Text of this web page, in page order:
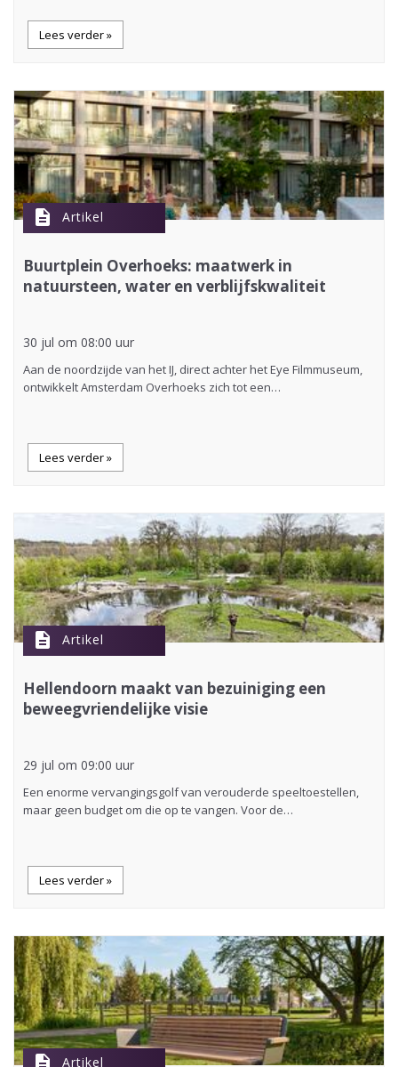
Lees verder »
description Artikel
Buurtplein Overhoeks: maatwerk in
natuursteen, water en verblijfskwaliteit
30 jul om 08:00 uur
Aan de noordzijde van het IJ, direct achter het Eye Filmmuseum,
ontwikkelt Amsterdam Overhoeks zich tot een…
Lees verder »
description Artikel
Hellendoorn maakt van bezuiniging een
beweegvriendelijke visie
29 jul om 09:00 uur
Een enorme vervangingsgolf van verouderde speeltoestellen,
maar geen budget om die op te vangen. Voor de…
Lees verder »
Artikel